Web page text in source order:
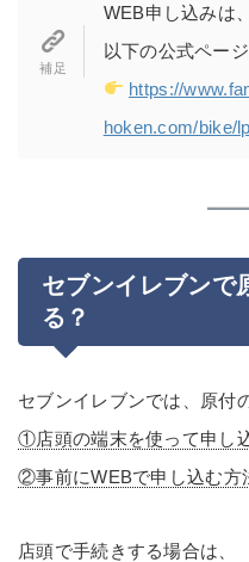
WEB申し込みは、
以下の公式ペー
https://
hoken.com/bike/
セブンイレブンで
る？
セブンイレブンでは、原付
①店頭の端末を使って申し
②事前にWEBで申し込む方
店頭で手続きする場合は、